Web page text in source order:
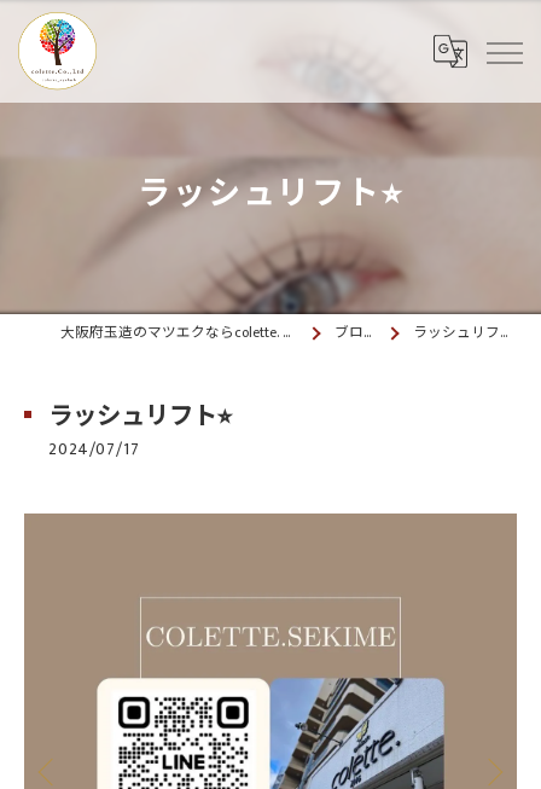
ラッシュリフト⭐︎
大阪府玉造のマツエクならcolette. 玉造 ブログ ラッシュリフト⭐︎
ラッシュリフト⭐︎
2024/07/17